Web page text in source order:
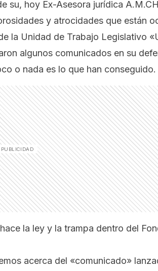
su, hoy Ex-Asesora jurídica
y atrocidades que están
la Unidad de Trabajo Legislativo
algunos comunicados en su
o nada es lo que han conseguido.
la ley y la trampa dentro del
acerca del «comunicado»